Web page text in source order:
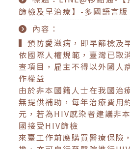
篩檢及早治療】-多國語言版
內容：
▍預防愛滋病，即早篩檢及
依國際人權規範，臺灣已取
查項目，雇主不得以外國人
作權益
由於非本國籍人士在我國治
無提供補助，每年治療費用
元，若為HIV感染者建議非
國接受HIV篩檢
來臺工作前應購買醫療保險